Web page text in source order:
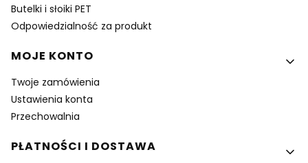
Butelki i słoiki PET
Odpowiedzialność za produkt
MOJE KONTO
Twoje zamówienia
Ustawienia konta
Przechowalnia
PŁATNOŚCI I DOSTAWA